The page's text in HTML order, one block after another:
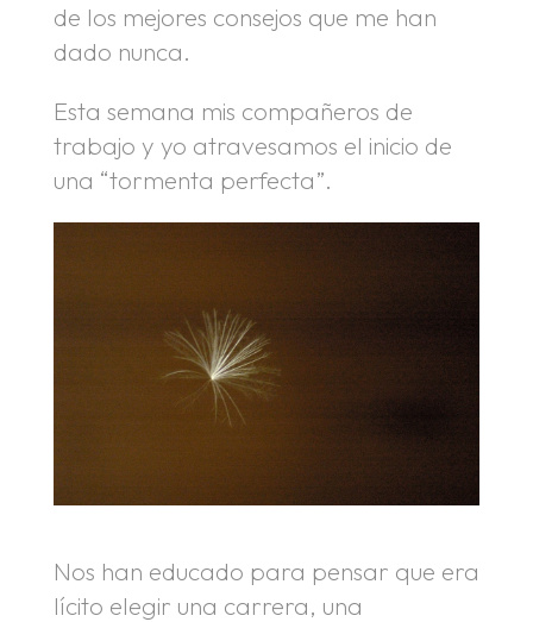
de los mejores consejos que me han
dado nunca.
Esta semana mis compañeros de
trabajo y yo atravesamos el inicio de
una “tormenta perfecta”.
Nos han educado para pensar que era
lícito elegir una carrera, una